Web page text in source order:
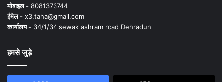
मोबाइल - 8081373744
ईमेल - x3.taha@gmail.com
कार्यालय - 34/1/34 sewak ashram road Dehradun
हमसे जुड़े